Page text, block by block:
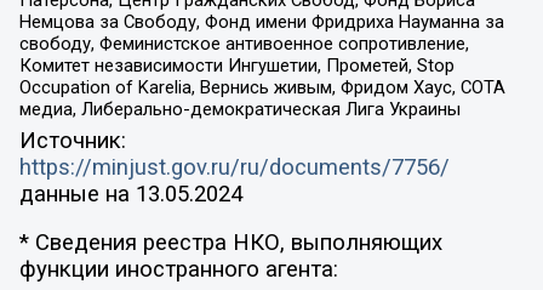
Немцова за Свободу, Фонд имени Фридриха Науманна за
свободу, Феминистское антивоенное сопротивление,
Комитет независимости Ингушетии, Прометей, Stop
Occupation of Karelia, Вернись живым, Фридом Хаус, СОТА
медиа, Либерально-демократическая Лига Украины
Источник:
https://minjust.gov.ru/ru/documents/7756/
данные на 13.05.2024
* Сведения реестра НКО, выполняющих
функции иностранного агента: